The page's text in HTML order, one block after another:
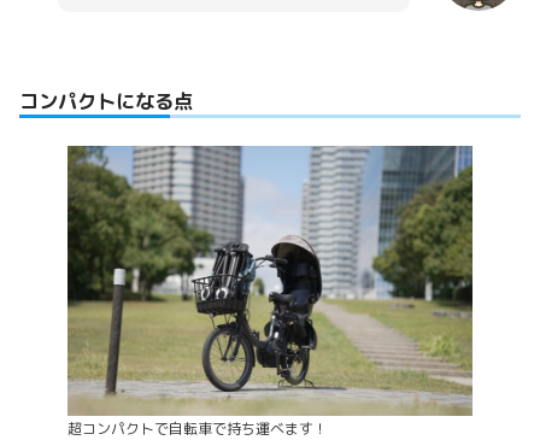
コンパクトになる点
超コンパクトで自転車で持ち運べます！